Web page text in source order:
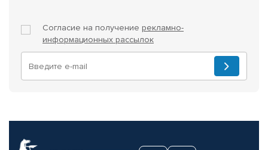
Согласие на получение рекламно-
информационных рассылок